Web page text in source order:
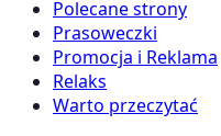
Polecane strony
Prasoweczki
Promocja i Reklama
Relaks
Warto przeczytać